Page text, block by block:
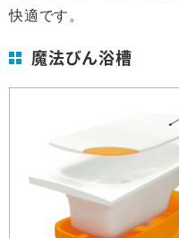
快適です。
魔法びん浴槽